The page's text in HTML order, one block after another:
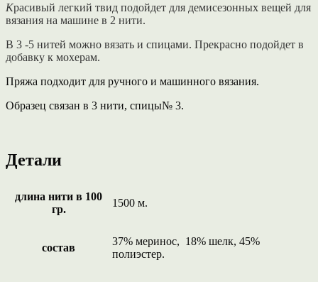
Красивый легкий твид подойдет для демисезонных вещей для
вязания на машине в 2 нити.
В 3 -5 нитей можно вязать и спицами. Прекрасно подойдет в
добавку к мохерам.
Пряжа подходит для ручного и машинного вязания.
Образец связан в 3 нити, спицы№ 3.
Детали
длина нити в 100
гр.
1500 м.
состав
37% меринос, 18% шелк, 45%
полиэстер.